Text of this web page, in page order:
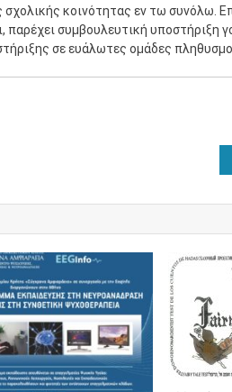
κοινότητας εν τω συνόλω.
παρέχει συμβουλευτική υποστήριξη
σε ευάλωτες ομάδες